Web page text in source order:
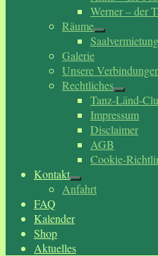
Werner – der
Räume
Saalvermietung
Galerie
Unsere
Rechtliches
Tanz-Länd-
Impressum
Disclaimer
AGB
Cookie-
Kontakt
Anfahrt
FAQ
Kalender
Shop
Aktuelles